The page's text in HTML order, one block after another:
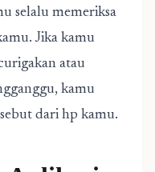
selalu memeriksa
Jika kamu
atau
kamu
dari hp kamu.